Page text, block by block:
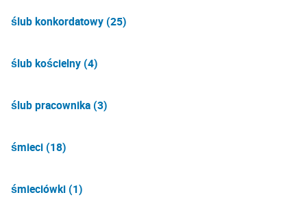
ślub konkordatowy (25)
ślub kościelny (4)
ślub pracownika (3)
śmieci (18)
śmieciówki (1)